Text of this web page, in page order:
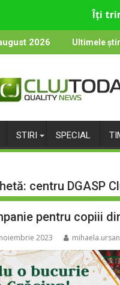
2026 Ultimele
2026: Colecții capsulă
STIRI SPECIAL
centru DGASP
pentru copiii
2023 mihaela.ursan